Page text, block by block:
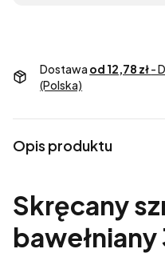
Dostawa od 12,78 zł-
(Polska)
Opis produktu
Skręcany
bawełniany